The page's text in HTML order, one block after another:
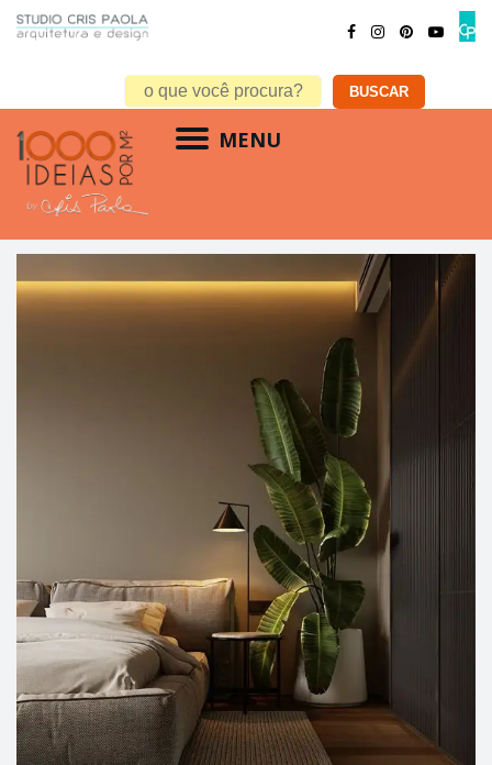
MENU